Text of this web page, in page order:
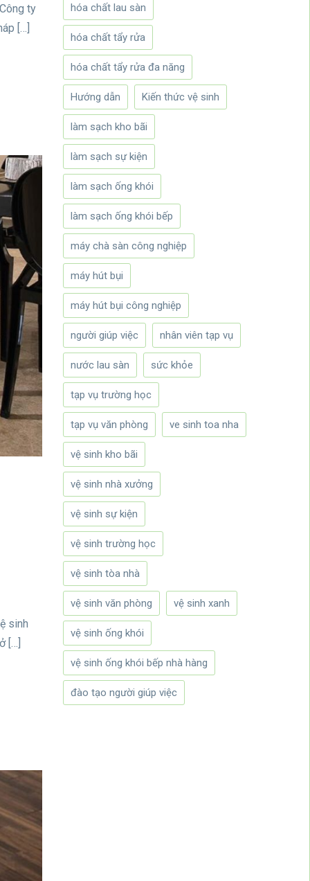
ty
[…]
sinh
[…]
hóa chất lau sàn
hóa chất tẩy rửa
hóa chất tẩy rửa đa năng
Hướng dẫn Kiến thức vệ sinh
làm sạch kho bãi
làm sạch sự kiện
làm sạch ống khói
làm sạch ống khói bếp
máy chà sàn công nghiệp
máy hút bụi
máy hút bụi công nghiệp
người giúp việc nhân viên tạp vụ
nước lau sàn sức khỏe
tạp vụ trường học
tạp vụ văn phòng ve sinh toa nha
vệ sinh kho bãi
vệ sinh nhà xưởng
vệ sinh sự kiện
vệ sinh trường học
vệ sinh tòa nhà
vệ sinh văn phòng vệ sinh xanh
vệ sinh ống khói
vệ sinh ống khói bếp nhà hàng
đào tạo người giúp việc